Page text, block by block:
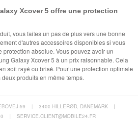
Xcover 5 offre une protection
vous faites un pas de plus vers une bonne
d'autres accessoires disponibles si vous
absolue. Vous pouvez avoir un
Galaxy Xcover 5 à un prix raisonnable. Cela
soit rayé ou brisé. Pour une protection optimale
produits en même temps.
59 | 3400 HILLERØD, DANEMARK
|
| SERVICE.CLIENT@MOBILE24.FR